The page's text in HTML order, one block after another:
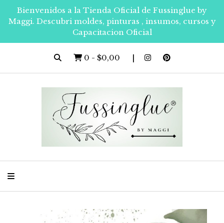
Bienvenidos a la Tienda Oficial de Fussinglue by
Maggi. Descubri moldes, pinturas , insumos, cursos y
Capacitacion Oficial
0 - $0,00